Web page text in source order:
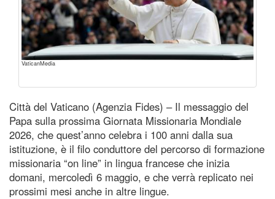
VaticanMedia
Città del Vaticano (Agenzia Fides) – Il messaggio del
Papa sulla prossima Giornata Missionaria Mondiale
2026, che quest’anno celebra i 100 anni dalla sua
istituzione, è il filo conduttore del percorso di formazione
missionaria “on line” in lingua francese che inizia
domani, mercoledì 6 maggio, e che verrà replicato nei
prossimi mesi anche in altre lingue.